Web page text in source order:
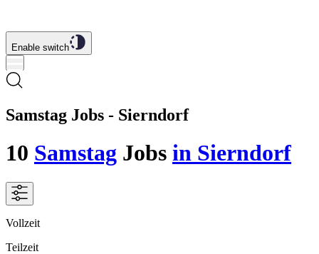
Enable switch
Samstag Jobs - Sierndorf
10 Samstag Jobs in Sierndorf
Vollzeit
Teilzeit